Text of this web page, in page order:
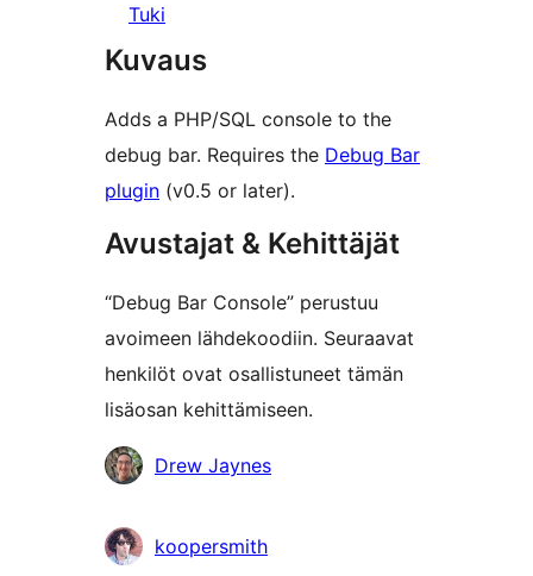
Tuki
Kuvaus
Adds a PHP/SQL console to the
debug bar. Requires the Debug Bar
plugin (v0.5 or later).
Avustajat & Kehittäjät
“Debug Bar Console” perustuu
avoimeen lähdekoodiin. Seuraavat
henkilöt ovat osallistuneet tämän
lisäosan kehittämiseen.
AvustajatDrew Jaynes
koopersmith